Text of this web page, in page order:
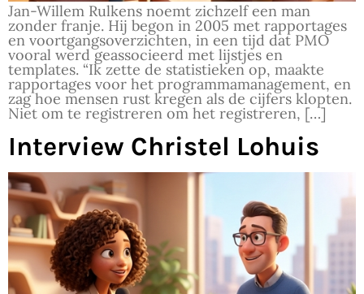
Jan-Willem Rulkens noemt zichzelf een man
zonder franje. Hij begon in 2005 met rapportages
en voortgangsoverzichten, in een tijd dat PMO
vooral werd geassocieerd met lijstjes en
templates. “Ik zette de statistieken op, maakte
rapportages voor het programmamanagement, en
zag hoe mensen rust kregen als de cijfers klopten.
Niet om te registreren om het registreren, […]
Interview Christel Lohuis